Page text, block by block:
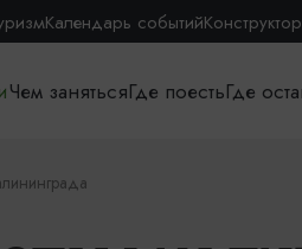
Календарь событий
Чем занятьсяГде поестьГде